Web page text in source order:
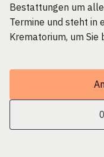
Bestattungen um
Termine und steht in
Krematorium, um